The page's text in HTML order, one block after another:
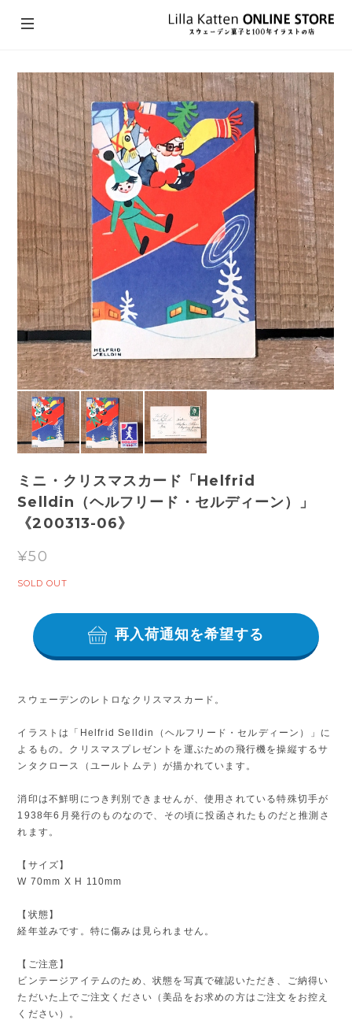
ミニ・クリスマスカード「Helfrid
Selldin（ヘルフリード・セルディーン）」
《200313-06》
¥50
SOLD OUT
再入荷通知を希望する
スウェーデンのレトロなクリスマスカード。
イラストは「Helfrid Selldin（ヘルフリード・セルディーン）」に
よるもの。クリスマスプレゼントを運ぶための飛行機を操縦するサ
ンタクロース（ユールトムテ）が描かれています。
消印は不鮮明につき判別できませんが、使用されている特殊切手が
1938年6月発行のものなので、その頃に投函されたものだと推測さ
れます。
【サイズ】
W 70mm X H 110mm
【状態】
経年並みです。特に傷みは見られません。
【ご注意】
ビンテージアイテムのため、状態を写真で確認いただき、ご納得い
ただいた上でご注文ください（美品をお求めの方はご注文をお控え
ください）。